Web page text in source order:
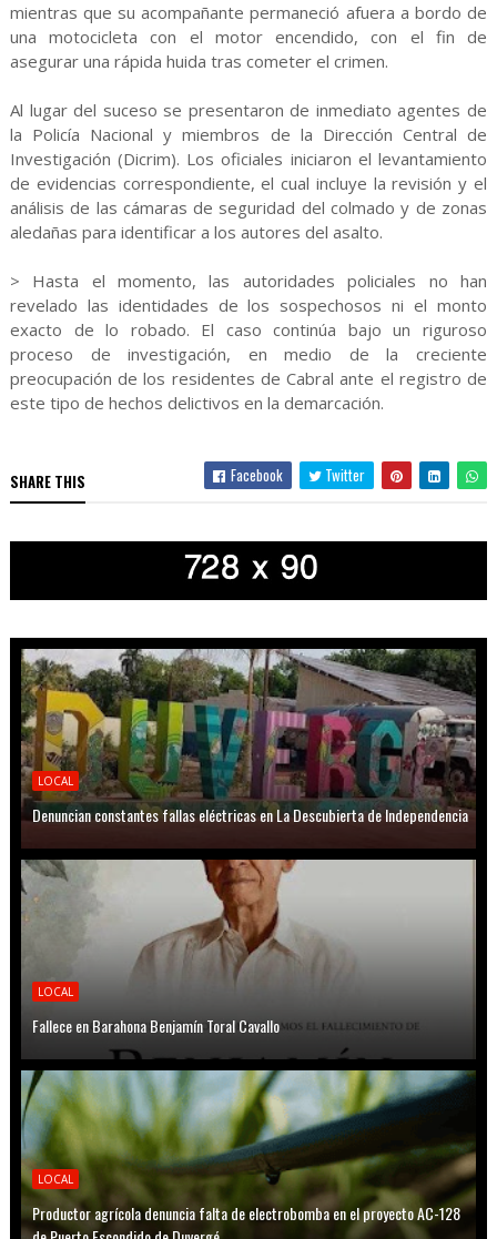
mientras que su acompañante permaneció afuera a bordo de
una motocicleta con el motor encendido, con el fin de
asegurar una rápida huida tras cometer el crimen.
Al lugar del suceso se presentaron de inmediato agentes de
la Policía Nacional y miembros de la Dirección Central de
Investigación (Dicrim). Los oficiales iniciaron el levantamiento
de evidencias correspondiente, el cual incluye la revisión y el
análisis de las cámaras de seguridad del colmado y de zonas
aledañas para identificar a los autores del asalto.
> Hasta el momento, las autoridades policiales no han
revelado las identidades de los sospechosos ni el monto
exacto de lo robado. El caso continúa bajo un riguroso
proceso de investigación, en medio de la creciente
preocupación de los residentes de Cabral ante el registro de
este tipo de hechos delictivos en la demarcación.
SHARE THIS Facebook Twitter
LOCAL
Denuncian constantes fallas eléctricas en La Descubierta de Independencia
LOCAL
Fallece en Barahona Benjamín Toral Cavallo
LOCAL
Productor agrícola denuncia falta de electrobomba en el proyecto AC-128